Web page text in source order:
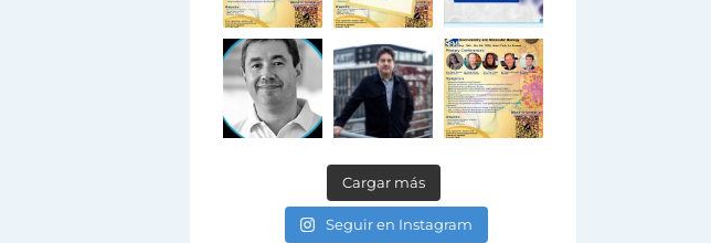
Cargar más
Seguir en Instagram